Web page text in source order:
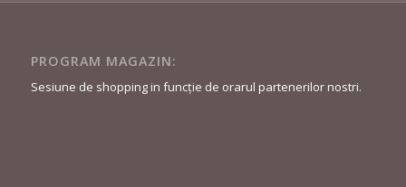
PROGRAM MAGAZIN:
Sesiune de shopping in funcție de orarul partenerilor nostri.